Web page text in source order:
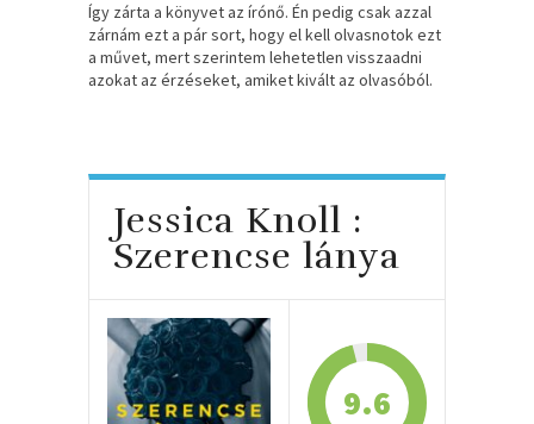
Így zárta a könyvet az írónő. Én pedig csak azzal
zárnám ezt a pár sort, hogy el kell olvasnotok ezt
a művet, mert szerintem lehetetlen visszaadni
azokat az érzéseket, amiket kivált az olvasóból.
Jessica Knoll :
Szerencse lánya
9.6